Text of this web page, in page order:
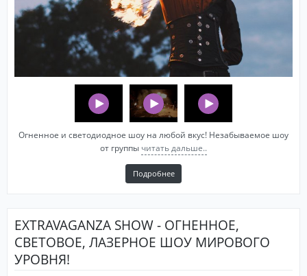
Огненное и светодиодное шоу на любой вкус! Незабываемое шоу
от группы читать дальше..
Подробнее
EXTRAVAGANZA SHOW - ОГНЕННОЕ,
СВЕТОВОЕ, ЛАЗЕРНОЕ ШОУ МИРОВОГО
УРОВНЯ!